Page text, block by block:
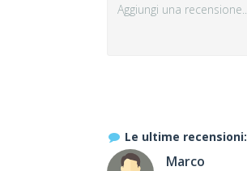
Le ultime recensioni:
Marco